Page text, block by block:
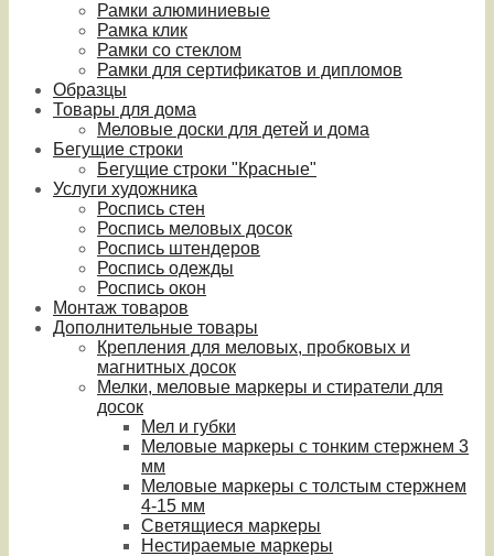
Рамки алюминиевые
Рамка клик
Рамки со стеклом
Рамки для сертификатов и дипломов
Образцы
Товары для дома
Меловые доски для детей и дома
Бегущие строки
Бегущие строки "Красные"
Услуги художника
Роспись стен
Роспись меловых досок
Роспись штендеров
Роспись одежды
Роспись окон
Монтаж товаров
Дополнительные товары
Крепления для меловых, пробковых и
магнитных досок
Мелки, меловые маркеры и стиратели для
досок
Мел и губки
Меловые маркеры с тонким стержнем 3
мм
Меловые маркеры с толстым стержнем
4-15 мм
Светящиеся маркеры
Нестираемые маркеры